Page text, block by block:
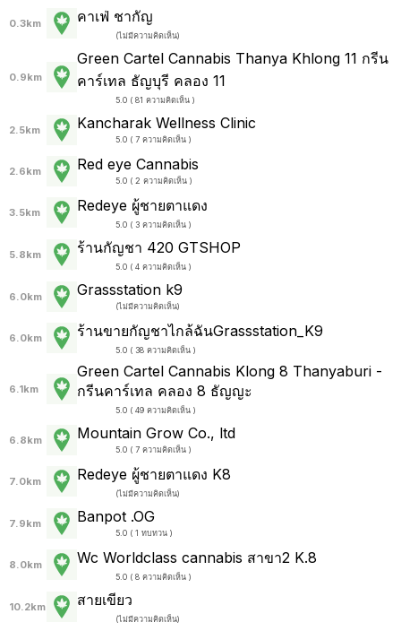
0.3km คาเฟ่ ชากัญ
(ไม่มีความคิดเห็น)
0.9km
Green Cartel Cannabis Thanya Khlong 11 กรีน
คาร์เทล ธัญบุรี คลอง 11
5.0 ( 81 ความคิดเห็น )
2.5km Kancharak Wellness Clinic
5.0 ( 7 ความคิดเห็น )
2.6km Red eye Cannabis
5.0 ( 2 ความคิดเห็น )
3.5km Redeye ผู้ชายตาแดง
5.0 ( 3 ความคิดเห็น )
5.8km ร้านกัญชา 420 GTSHOP
5.0 ( 4 ความคิดเห็น )
6.0km Grassstation k9
(ไม่มีความคิดเห็น)
6.0km ร้านขายกัญชาไกล้ฉันGrassstation_K9
5.0 ( 38 ความคิดเห็น )
6.1km
Green Cartel Cannabis Klong 8 Thanyaburi -
กรีนคาร์เทล คลอง 8 ธัญญะ
5.0 ( 49 ความคิดเห็น )
6.8km Mountain Grow Co., ltd
5.0 ( 7 ความคิดเห็น )
7.0km Redeye ผู้ชายตาแดง K8
(ไม่มีความคิดเห็น)
7.9km Banpot .OG
5.0 ( 1 ทบทวน )
8.0km Wc Worldclass cannabis สาขา2 K.8
5.0 ( 8 ความคิดเห็น )
10.2km สายเขียว
(ไม่มีความคิดเห็น)